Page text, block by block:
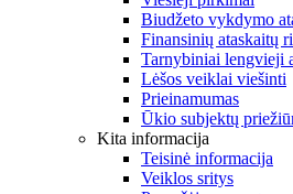
Biudžeto vykdymo
Finansinių ataskaitų
Tarnybiniai lengvieji
Lėšos veiklai viešinti
Prieinamumas
Ūkio subjektų
Kita informacija
Teisinė informacija
Veiklos sritys